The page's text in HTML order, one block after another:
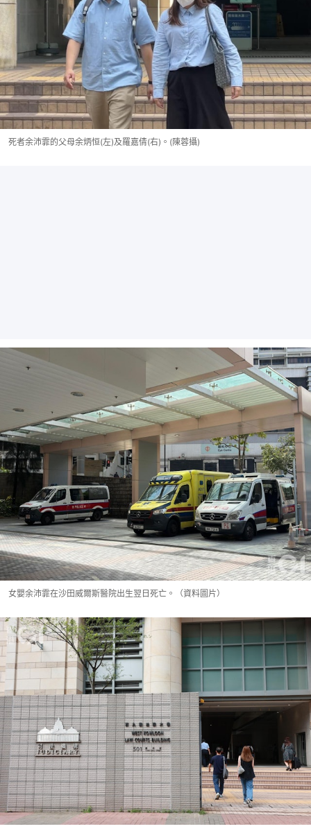
死者余沛霏的父母余炳恒(左)及羅嘉倩(右)。(陳蓉攝)
女嬰余沛霏在沙田威爾斯醫院出生翌日死亡。（資料圖片）